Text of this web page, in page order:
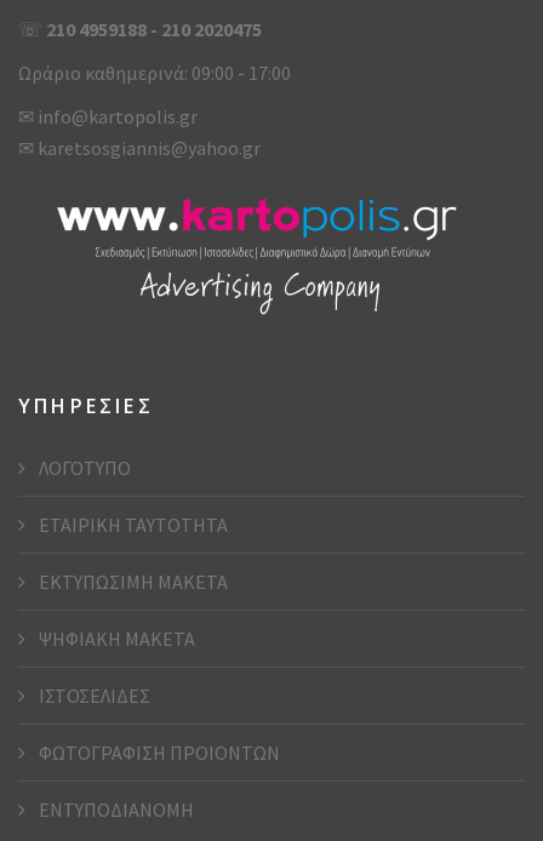
☏ 210 4959188 - 210 2020475
Ωράριο καθημερινά: 09:00 - 17:00
✉ info@kartopolis.gr
✉ karetsosgiannis@yahoo.gr
ΥΠΗΡΕΣΙΕΣ
ΛΟΓΟΤΥΠΟ
ΕΤΑΙΡΙΚΗ ΤΑΥΤΟΤΗΤΑ
ΕΚΤΥΠΩΣΙΜΗ ΜΑΚΕΤΑ
ΨΗΦΙΑΚΗ ΜΑΚΕΤΑ
ΙΣΤΟΣΕΛΙΔΕΣ
ΦΩΤΟΓΡΑΦΙΣΗ ΠΡΟΙΟΝΤΩΝ
ΕΝΤΥΠΟΔΙΑΝΟΜΗ